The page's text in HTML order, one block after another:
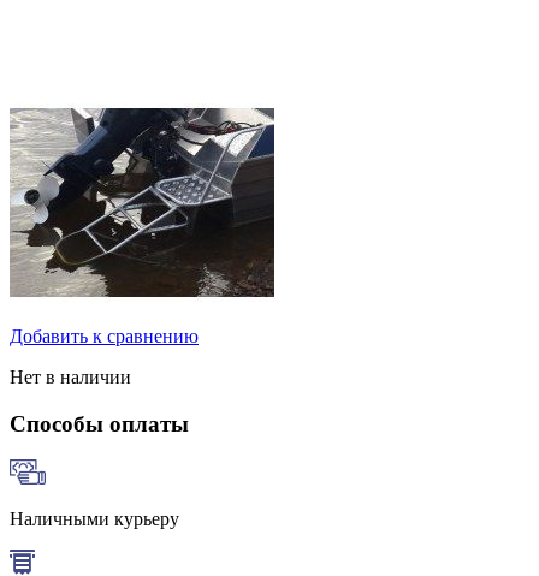
Добавить к сравнению
Нет в наличии
Способы оплаты
Наличными курьеру